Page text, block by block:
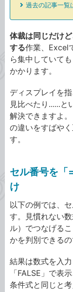
過去の記事一覧
体裁は同じだけ
する作業、Excel
ら集中していて
かかります。
ディスプレイを
見比べたり......と
解決できますよ。
の違いをすばや
す。
セル番号を「
け
以下の例では、
す。見慣れない
ル）でつなげる
かを判別できるの
結果は数式を入
「FALSE」で表
条件式と同じと